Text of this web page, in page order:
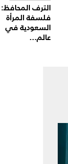
الترف المحافظ:
فلسفة المرأة
السعودية في
عالم...